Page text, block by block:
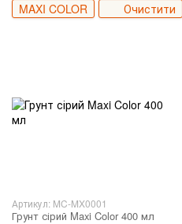
MAXI COLOR Очистити
Артикул: MC-MX0001
Грунт сірий Maxi Color 400 мл